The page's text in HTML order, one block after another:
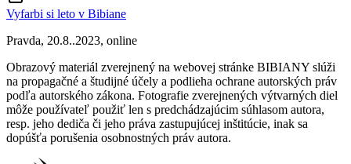
Vyfarbi si leto v Bibiane
Pravda, 20.8..2023, online
Obrazový materiál zverejnený na webovej stránke BIBIANY slúži
na propagačné a študijné účely a podlieha ochrane autorských práv
podľa autorského zákona. Fotografie zverejnených výtvarných diel
môže používateľ použiť len s predchádzajúcim súhlasom autora,
resp. jeho dediča či jeho práva zastupujúcej inštitúcie, inak sa
dopúšťa porušenia osobnostných práv autora.